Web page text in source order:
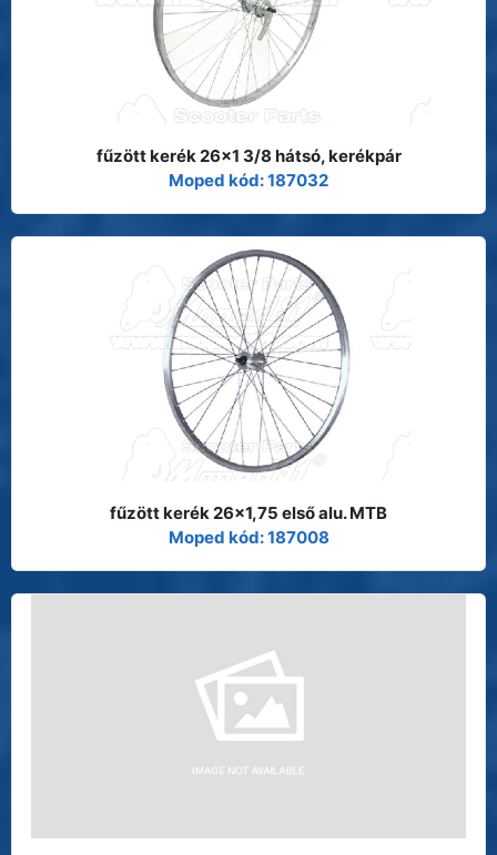
fűzött kerék 26x1 3/8 hátsó, kerékpár
Moped kód: 187032
fűzött kerék 26x1,75 első alu. MTB
Moped kód: 187008